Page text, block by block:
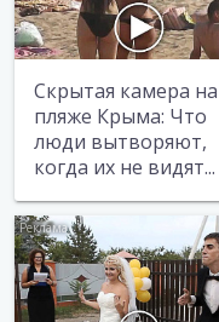
Скрытая камера на
пляже Крыма: Что
люди вытворяют,
когда их не видят...